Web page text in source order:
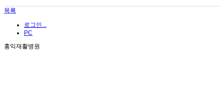
목록
로그인...
PC
홍익재활병원